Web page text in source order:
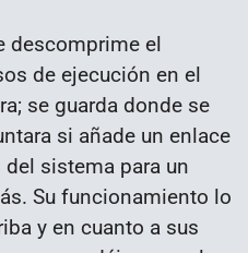
descomprime el
de ejecución en el
se guarda donde se
si añade un enlace
sistema para un
Su funcionamiento lo
y en cuanto a sus